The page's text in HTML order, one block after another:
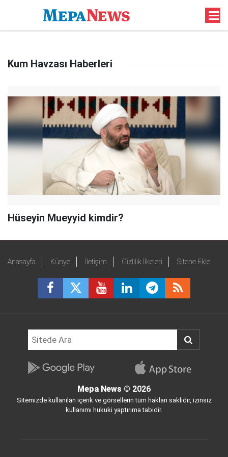
Kum Havzası Haberleri
Hüseyin Mueyyid kimdir?
Anasayfa Künye İletişim Gizlilik İlkeleri Sitene Ekle
Mepa News © 2026
Sitemizde kullanılan içerik ve görsellerin tüm hakları saklıdır, izinsiz
kullanımı hukuki yaptırıma tabidir.